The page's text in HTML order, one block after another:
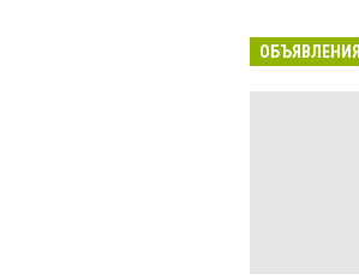
ОБЪЯВЛЕНИЯ